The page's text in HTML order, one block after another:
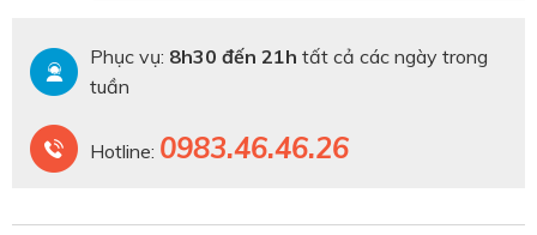
Phục vụ: 8h30 đến 21h tất cả các ngày trong
tuần
Hotline: 0983.46.46.26